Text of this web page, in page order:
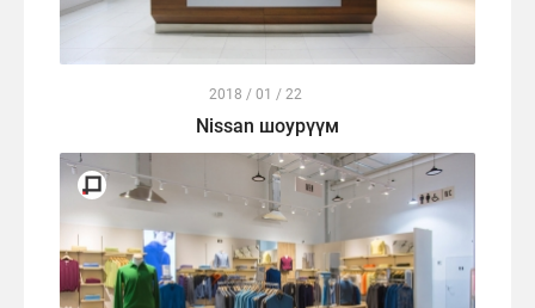
2018 / 01 / 22
Nissan шоурүүм